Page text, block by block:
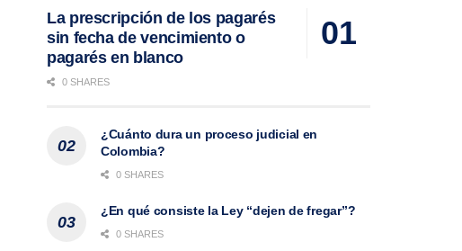
La prescripción de los pagarés
sin fecha de vencimiento o
pagarés en blanco
0 SHARES
¿Cuánto dura un proceso judicial en
Colombia?
0 SHARES
¿En qué consiste la Ley “dejen de fregar”?
0 SHARES